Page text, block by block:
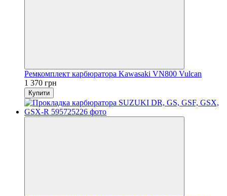
Ремкомплект карбюратора Kawasaki VN800 Vulcan
1 370 грн
Купити